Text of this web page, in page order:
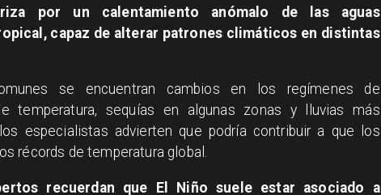
por un calentamiento anómalo de las aguas
capaz de alterar patrones climáticos en distintas
se encuentran cambios en los regímenes de
temperatura, sequías en algunas zonas y lluvias más
especialistas advierten que podría contribuir a que los
récords de temperatura global.
recuerdan que El Niño suele estar asociado a